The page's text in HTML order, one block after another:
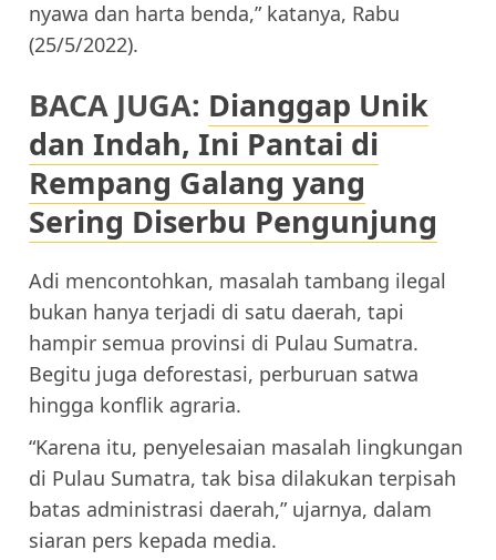
nyawa dan harta benda,” katanya, Rabu
(25/5/2022).
BACA JUGA: Dianggap Unik
dan Indah, Ini Pantai di
Rempang Galang yang
Sering Diserbu Pengunjung
Adi mencontohkan, masalah tambang ilegal
bukan hanya terjadi di satu daerah, tapi
hampir semua provinsi di Pulau Sumatra.
Begitu juga deforestasi, perburuan satwa
hingga konflik agraria.
“Karena itu, penyelesaian masalah lingkungan
di Pulau Sumatra, tak bisa dilakukan terpisah
batas administrasi daerah,” ujarnya, dalam
siaran pers kepada media.